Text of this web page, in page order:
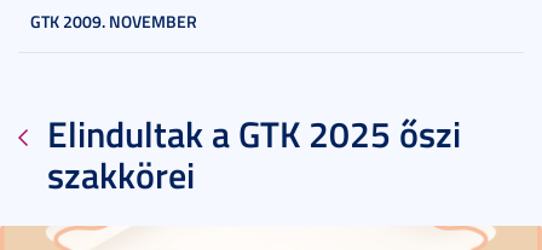
GTK 2009. NOVEMBER
Elindultak a GTK 2025 őszi
szakkörei